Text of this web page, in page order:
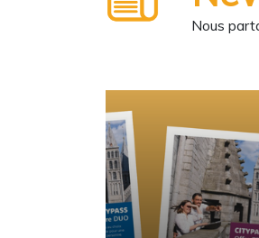
Nous